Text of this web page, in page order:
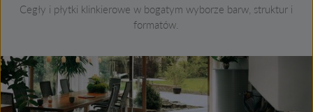
Cegły i płytki klinkierowe w bogatym wyborze barw, struktur i
formatów.